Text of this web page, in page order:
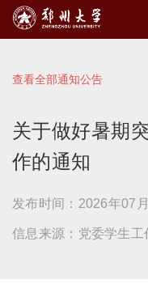
查看全部通知公告
关于做好暑期
作的通知
发布时间：2026年07
信息来源：党委学生工